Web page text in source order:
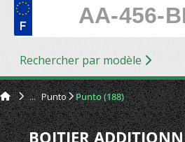
Rechercher par modèle
Punto Punto (188)
BOITIER